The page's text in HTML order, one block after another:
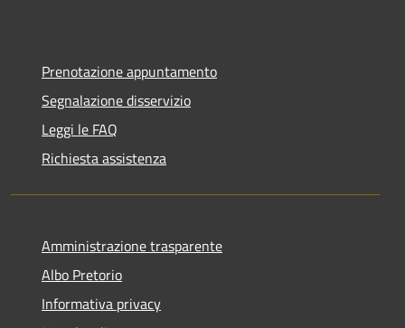
Prenotazione appuntamento
Segnalazione disservizio
Leggi le FAQ
Richiesta assistenza
Amministrazione trasparente
Albo Pretorio
Informativa privacy